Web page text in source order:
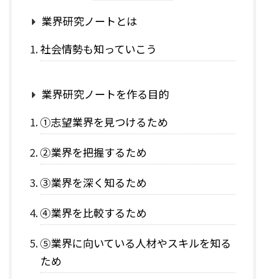
業界研究ノートとは
社会情勢も知っていこう
業界研究ノートを作る目的
①志望業界を見つけるため
②業界を把握するため
③業界を深く知るため
④業界を比較するため
⑤業界に向いている人材やスキルを知る
ため